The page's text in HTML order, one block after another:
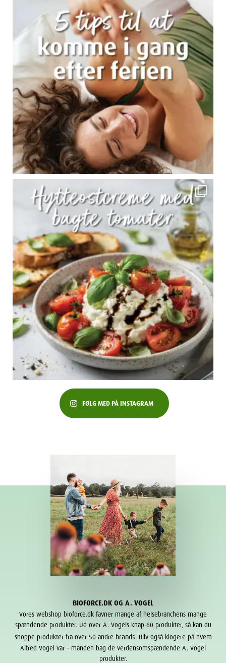
FØLG MED PÅ INSTAGRAM
BIOFORCE.DK OG A. VOGEL
Vores webshop bioforce.dk favner mange af helsebranchens mange
spændende produkter. Ud over A. Vogels knap 60 produkter, så kan du
shoppe produkter fra over 50 andre brands . Bliv også klogere på hvem
Alfred Vogel var – manden bag de verdensomspændende A. Vogel
produkter.